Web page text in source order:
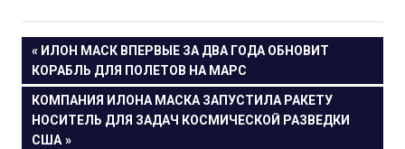
Навигация
по
записям
ПРЕДЫДУЩАЯ
ЗАПИСЬ:
ИЛОН МАСК ВПЕРВЫЕ ЗА ДВА ГОДА ОБНОВИТ
КОРАБЛЬ ДЛЯ ПОЛЕТОВ НА МАРС
СЛЕДУЮЩАЯ
ЗАПИСЬ:
КОМПАНИЯ ИЛОНА МАСКА ЗАПУСТИЛА РАКЕТУ
НОСИТЕЛЬ ДЛЯ ЗАДАЧ КОСМИЧЕСКОЙ РАЗВЕДКИ
США